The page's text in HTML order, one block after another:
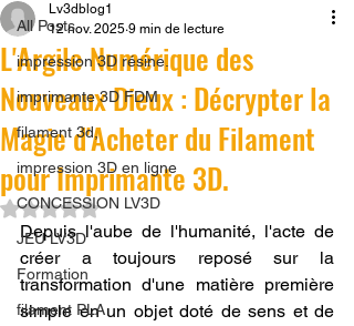
All Posts
impression 3D résine.
imprimante 3D FDM
filament 3d,
impression 3D en ligne
CONCESSION LV3D
JEU LV3D
Formation
filament PLA
L'Argile Numérique des
Nouveaux Dieux : Décrypter la
Magie d'Acheter du Filament
pour Imprimante 3D.
Lv3dblog1
12 nov. 2025 9 min de lecture
Noté NaN étoiles sur 5.
Depuis l'aube de l'humanité, l'acte de
créer a toujours reposé sur la
transformation d'une matière première
simple en un objet doté de sens et de